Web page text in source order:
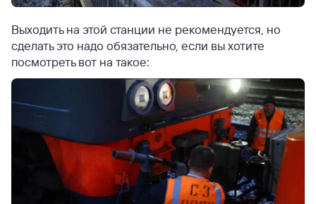
Выходить на этой станции не рекомендуется, но
сделать это надо обязательно, если вы хотите
посмотреть вот на такое: